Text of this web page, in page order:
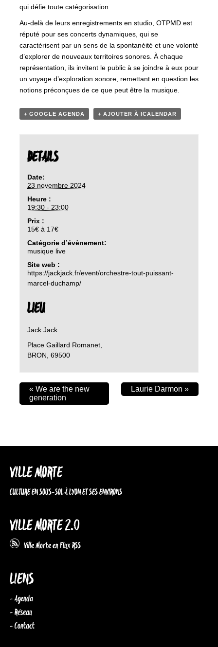
qui défie toute catégorisation.
Au-delà de leurs enregistrements en studio, OTPMD est
réputé pour ses concerts dynamiques, qui se
caractérisent par un sens de la spontanéité et une volonté
d’explorer de nouveaux territoires sonores. À chaque
représentation, ils invitent le public à se joindre à eux pour
un voyage d’exploration sonore, remettant en question les
notions préconçues de ce que peut être la musique.
+ GOOGLE AGENDA + AJOUTER À ICALENDAR
DETAILS
Date:
23 novembre 2024
Heure :
19:30 - 23:00
Prix :
15€ à 17€
Catégorie d’évènement:
musique live
Site web :
https://jackjack.fr/event/orchestre-tout-puissant-
marcel-duchamp/
LIEU
Jack Jack
Place Gaillard Romanet,
BRON 69500
« We are the new
generation
Laurie Darmon »
VILLE MORTE
CULTURE EN SOUS-SOL À LYON ET SES ENVIRONS
VILLE MORTE 2.0
Ville Morte en Flux RSS
LIENS
- Agenda
- Réseau
- Contact